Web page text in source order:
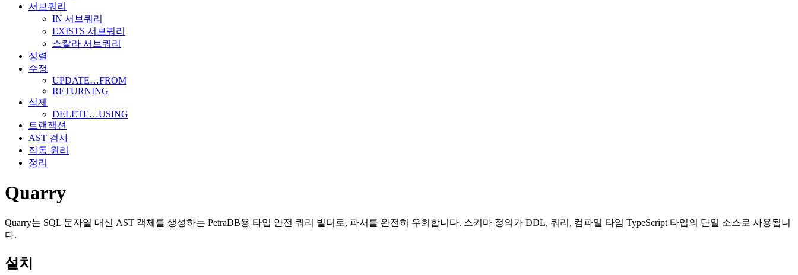
서브쿼리
IN 서브쿼리
EXISTS 서브쿼리
스칼라 서브쿼리
정렬
수정
UPDATE…FROM
RETURNING
삭제
DELETE…USING
트랜잭션
AST 검사
작동 원리
정리
Quarry
Quarry는 SQL 문자열 대신 AST 객체를 생성하는 PetraDB용 타입 안전 쿼리 빌더로, 파서를 완전히 우회합니다. 스키마 정의가 DDL, 쿼리, 컴파일 타임 TypeScript 타입의 단일 소스로 사용됩니
다.
설치